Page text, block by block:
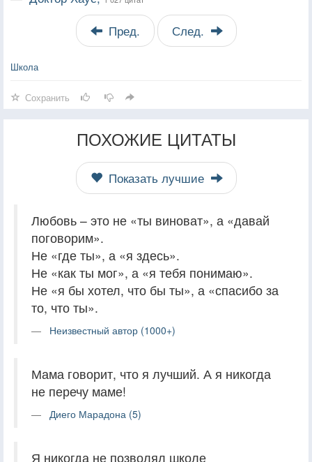
Пред. След.
Школа
Сохранить
ПОХОЖИЕ ЦИТАТЫ
Показать лучшие
Любовь – это не «ты виноват», а «давай
поговорим».
Не «где ты», а «я здесь».
Не «как ты мог», а «я тебя понимаю».
Не «я бы хотел, что бы ты», а «спасибо за
то, что ты».
Неизвестный автор (1000+)
Мама говорит, что я лучший. А я никогда
не перечу маме!
Диего Марадона (5)
Я никогда не позволял школе